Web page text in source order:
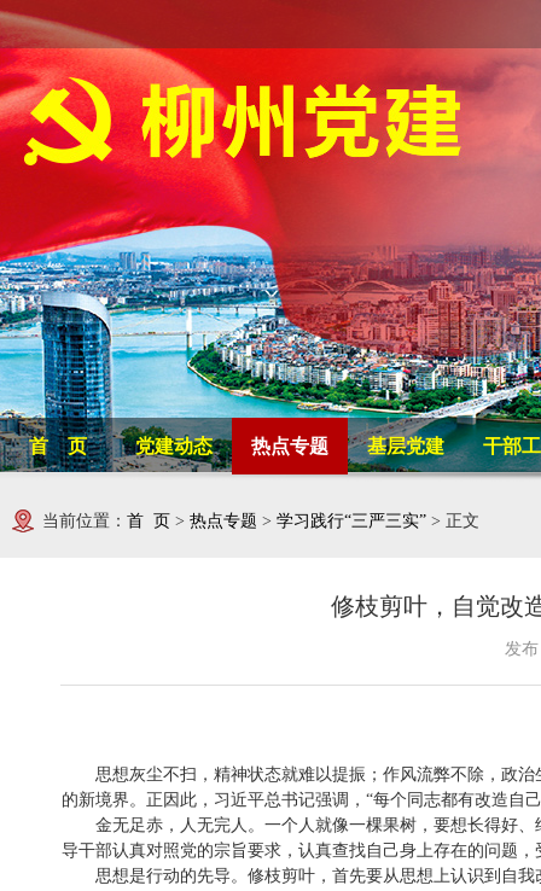
首 页 党建动态 热点专题 基层党建 干部
当前位置： 首 页 > 热点专题 > 学习践行“三严三实” > 正文
修枝剪叶，自觉改
发
思想灰尘不扫，精神状态就难以提振；作风流弊不除，政治
的新境界。正因此，习近平总书记强调，“每个同志都有改造自
金无足赤，人无完人。一个人就像一棵果树，要想长得好、
导干部认真对照党的宗旨要求，认真查找自己身上存在的问题
思想是行动的先导。修枝剪叶，首先要从思想上认识到自我